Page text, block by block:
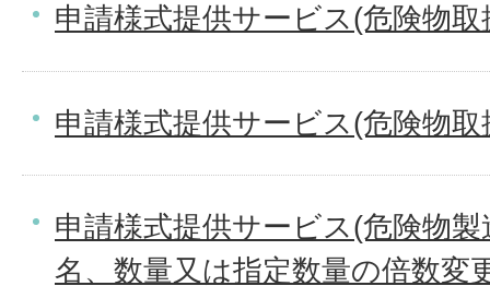
申請様式提供サービス(危険物
申請様式提供サービス(危険物
申請様式提供サービス(危険物
名、数量又は指定数量の倍数変